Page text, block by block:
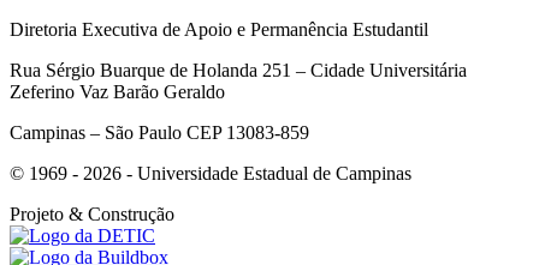
Diretoria Executiva de Apoio e Permanência Estudantil
Rua Sérgio Buarque de Holanda 251 – Cidade Universitária
Zeferino Vaz Barão Geraldo
Campinas – São Paulo CEP 13083-859
© 1969 - 2026 - Universidade Estadual de Campinas
Projeto & Construção